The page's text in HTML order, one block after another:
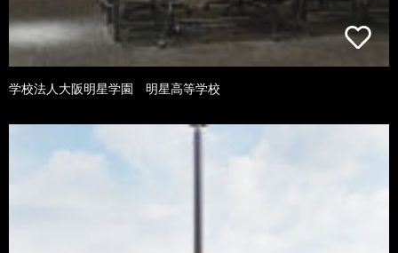
学校法人大阪明星学園 明星高等学校